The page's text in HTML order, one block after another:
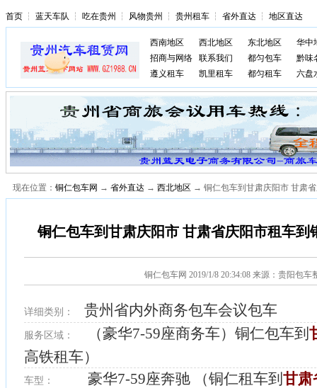
首页 ┆ 蓝天车队 ┆ 吃在贵州 ┆ 风物贵州 ┆ 贵州租车 ┆ 省外直达 ┆ 地区直达
西南地区 西北地区 东北地区
华中
招商与网络
联系我们 都匀包车
黔味
遵义租车
凯里租车 都匀租车 六盘
现在位置： 铜仁包车网 → 省外直达 → 西北地区 → 铜仁包车到甘肃庆阳市 甘肃
铜仁包车到甘肃庆阳市 甘肃省庆阳市租车到
铜仁包车网 2019/1/8 20:34:08 来源：贵阳包车
详细类别： 贵州省内外商务包车会议包车
服务区域： （豪华7-59座商务车）铜仁包车到
高铁租车）
车型： 豪华7-59座奔驰 （铜仁租车到 甘肃